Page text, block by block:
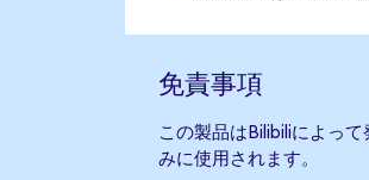
免責事項
この製品はBilibiliによっ
みに使用されます。